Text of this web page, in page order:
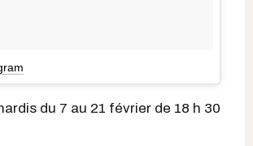
du 7 au 21 février de 18 h 30